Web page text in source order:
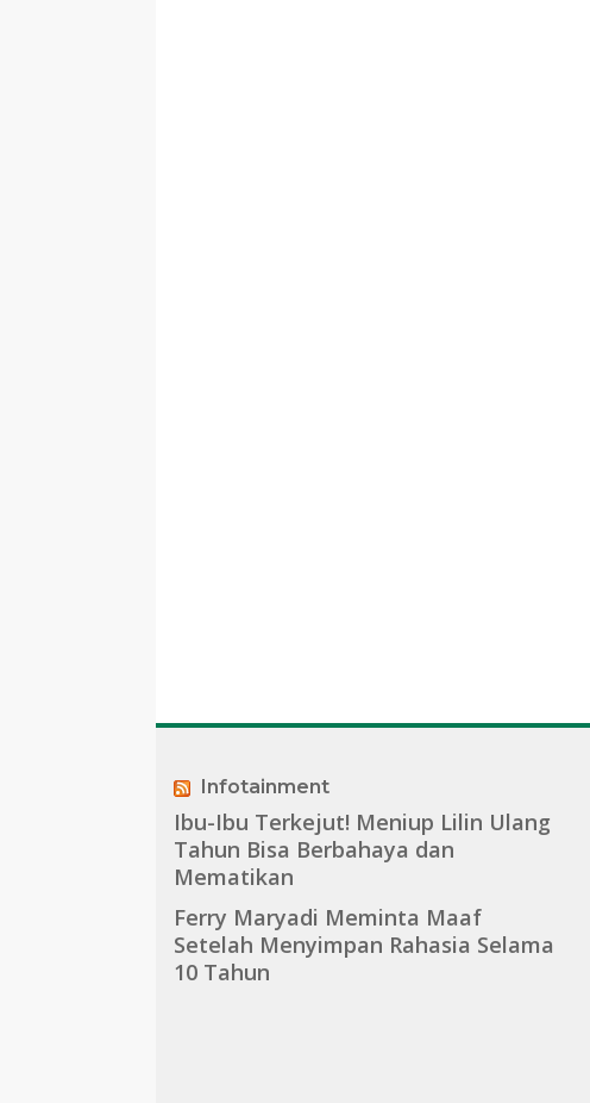
Infotainment
Ibu-Ibu Terkejut! Meniup Lilin Ulang
Tahun Bisa Berbahaya dan
Mematikan
Ferry Maryadi Meminta Maaf
Setelah Menyimpan Rahasia Selama
10 Tahun